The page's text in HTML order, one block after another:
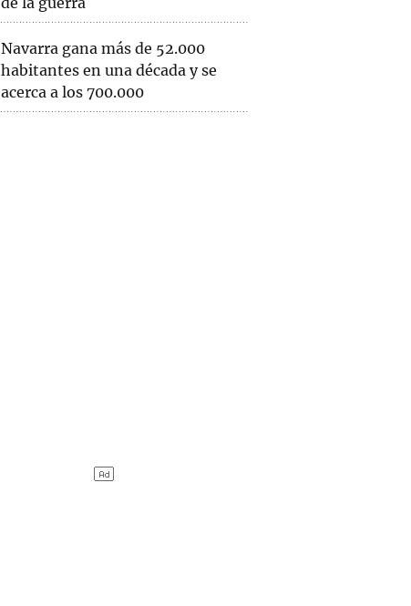
Navarra gana más de 52.000
habitantes en una década y se
acerca a los 700.000